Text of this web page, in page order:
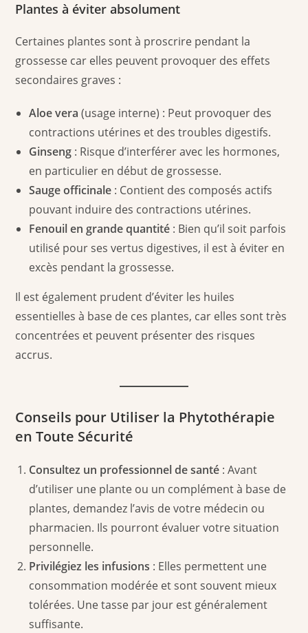
Plantes à éviter absolument
Certaines plantes sont à proscrire pendant la
grossesse car elles peuvent provoquer des effets
secondaires graves :
Aloe vera (usage interne) : Peut provoquer des
contractions utérines et des troubles digestifs.
Ginseng : Risque d’interférer avec les hormones,
en particulier en début de grossesse.
Sauge officinale : Contient des composés actifs
pouvant induire des contractions utérines.
Fenouil en grande quantité : Bien qu’il soit parfois
utilisé pour ses vertus digestives, il est à éviter en
excès pendant la grossesse.
Il est également prudent d’éviter les huiles
essentielles à base de ces plantes, car elles sont très
concentrées et peuvent présenter des risques
accrus.
Conseils pour Utiliser la Phytothérapie
en Toute Sécurité
Consultez un professionnel de santé : Avant
d’utiliser une plante ou un complément à base de
plantes, demandez l’avis de votre médecin ou
pharmacien. Ils pourront évaluer votre situation
personnelle.
Privilégiez les infusions : Elles permettent une
consommation modérée et sont souvent mieux
tolérées. Une tasse par jour est généralement
suffisante.